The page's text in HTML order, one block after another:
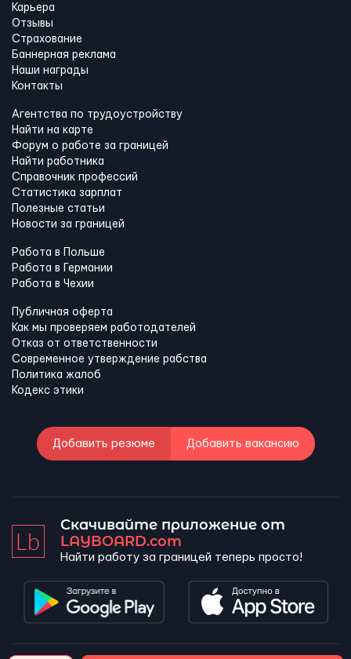
Карьера
Отзывы
Страхование
Баннерная реклама
Наши награды
Контакты
Агентства по трудоустройству
Найти на карте
Форум о работе за границей
Найти работника
Справочник профессий
Статистика зарплат
Полезные статьи
Новости за границей
Работа в Польше
Работа в Германии
Работа в Чехии
Публичная оферта
Как мы проверяем работодателей
Отказ от ответственности
Современное утверждение рабства
Политика жалоб
Кодекс этики
Добавить резюме Добавить вакансию
Скачивайте приложение от
LAYBOARD.com
Найти работу за границей теперь просто!